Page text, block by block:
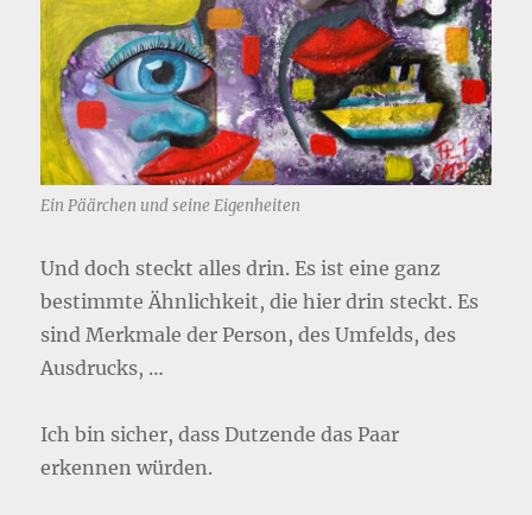
Ein Päärchen und seine Eigenheiten
Und doch steckt alles drin. Es ist eine ganz
bestimmte Ähnlichkeit, die hier drin steckt. Es
sind Merkmale der Person, des Umfelds, des
Ausdrucks, …
Ich bin sicher, dass Dutzende das Paar
erkennen würden.